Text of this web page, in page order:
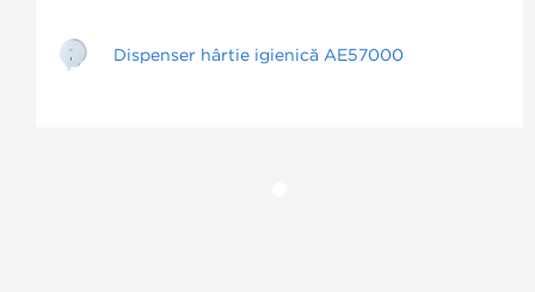
Dispenser hârtie igienică AE57000